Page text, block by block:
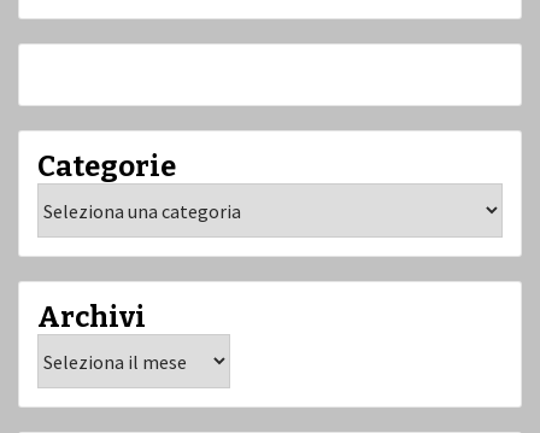
Categorie
Archivi